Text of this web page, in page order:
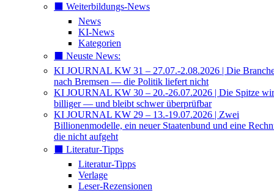
⬛️ Weiterbildungs-News
News
KI-News
Kategorien
⬛️ Neuste News:
KI JOURNAL KW 31 – 27.07.-2.08.2026 | Die
nach Bremsen — die Politik liefert nicht
KI JOURNAL KW 30 – 20.-26.07.2026 | Die Spitze
billiger — und bleibt schwer überprüfbar
KI JOURNAL KW 29 – 13.-19.07.2026 | Zwei
Billionenmodelle, ein neuer Staatenbund und eine
die nicht aufgeht
⬛️ Literatur-Tipps
Literatur-Tipps
Verlage
Leser-Rezensionen